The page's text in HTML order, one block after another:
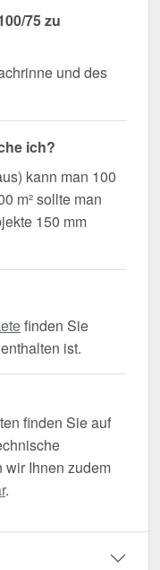
75 zu
und des
ich?
kann man 100
m² sollte man
150 mm
finden Sie
ist.
finden Sie auf
wir Ihnen zudem
.